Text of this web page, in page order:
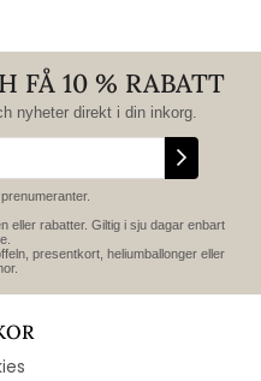
FÅ 10 % RABATT
nyheter direkt i din inkorg.
eller rabatter. Giltig i sju dagar enbart
presentkort, heliumballonger eller